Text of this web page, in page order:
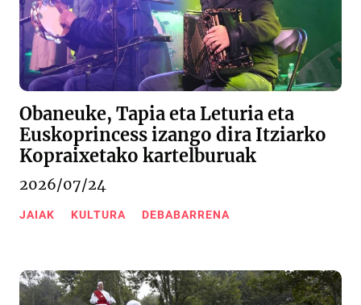
Obaneuke, Tapia eta Leturia eta
Euskoprincess izango dira Itziarko
Kopraixetako kartelburuak
2026/07/24
JAIAK KULTURA DEBABARRENA